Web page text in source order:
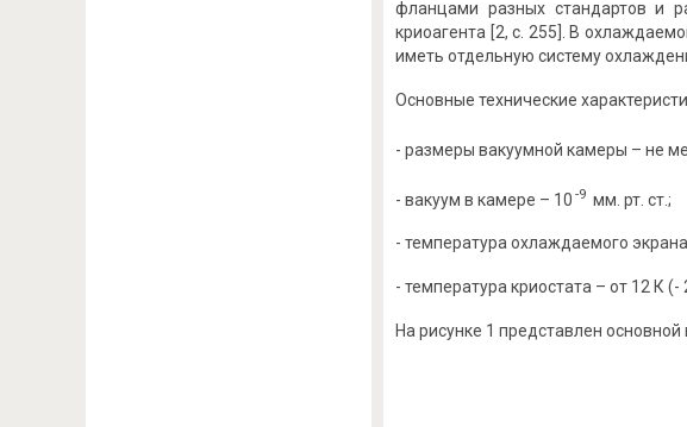
фланцами разных стандартов и
криоагента [2, с. 255]. В
иметь отдельную систему
Основные технические
- размеры вакуумной камеры – не
- вакуум в камере – 10 -9 мм. рт. ст.;
- температура охлаждаемого
- температура криостата – от 12 К (-
На рисунке 1 представлен